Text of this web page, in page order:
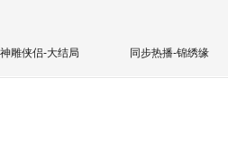
神雕侠侣-大结局 同步热播-锦绣缘